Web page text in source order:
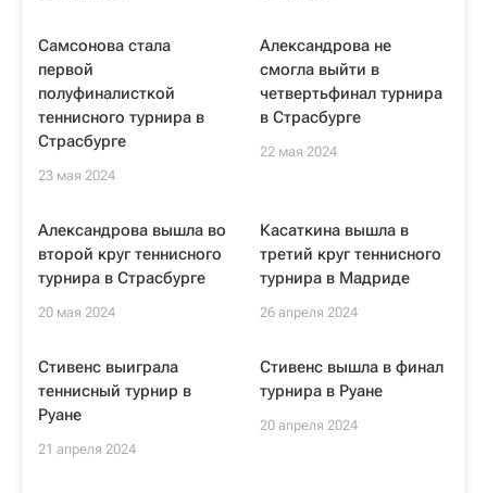
Самсонова стала
первой
полуфиналисткой
теннисного турнира в
Страсбурге
23 мая 2024
Александрова не
смогла выйти в
четвертьфинал турнира
в Страсбурге
22 мая 2024
Александрова вышла во
второй круг теннисного
турнира в Страсбурге
20 мая 2024
Касаткина вышла в
третий круг теннисного
турнира в Мадриде
26 апреля 2024
Стивенс выиграла
теннисный турнир в
Руане
21 апреля 2024
Стивенс вышла в финал
турнира в Руане
20 апреля 2024